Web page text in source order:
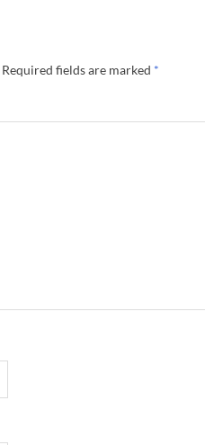
Required fields are marked *